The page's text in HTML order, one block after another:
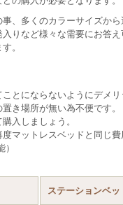
、多くのカラーサイズか
りなど様々な需要にお答
。
とにならないようにデメ
き場所が無い為不便です。
入しましょう。
マットレスベッドと同じ
ステーションベッ